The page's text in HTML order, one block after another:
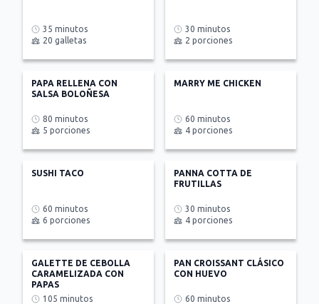
35 minutos
20 galletas
30 minutos
2 porciones
PAPA RELLENA CON
SALSA BOLOÑESA
80 minutos
5 porciones
MARRY ME CHICKEN
60 minutos
4 porciones
SUSHI TACO
60 minutos
6 porciones
PANNA COTTA DE
FRUTILLAS
30 minutos
4 porciones
GALETTE DE CEBOLLA
CARAMELIZADA CON
PAPAS
105 minutos
PAN CROISSANT CLÁSICO
CON HUEVO
60 minutos